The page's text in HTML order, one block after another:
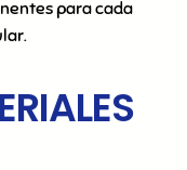
para cada